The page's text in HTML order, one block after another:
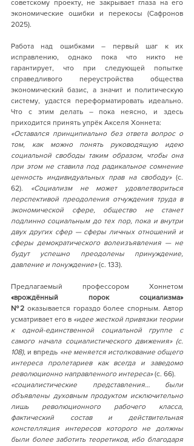
советскому проекту, не закрывает глаза на его
экономические ошибки и перекосы (Сафронов
2025).
Работа над ошибками – первый шаг к их
исправлению, однако пока что никто не
гарантирует, что при следующей попытке
справедливого переустройства общества
экономический базис, а значит и политическую
систему, удастся переформатировать идеально.
Что с этим делать – пока неясно, и здесь
приходится принять упрёк Акселя Хоннета:
«Оставался принципиально без ответа вопрос о
том, как можно понять руководящую идею
социальной свободы таким образом, чтобы она
при этом не ставила под радикальное сомнение
ценность индивидуальных прав на свободу» (с.
62).
«Социализм не может удовлетвориться
перспективой преодоления отчуждения труда в
экономической сфере, общество не станет
подлинно социальным до тех пор, пока и внутри
двух других сфер — сферы личных отношений и
сферы демократического волеизъявления — не
будут успешно преодолены принуждение,
давление и понуждение» (с. 133).
«врождённый порок социализма»
№2 оказывается гораздо более спорным. Автор
усматривает его в «идее жесткой привязки теории
к одной-единственной социальной группе с
самого начала социалистического движения» (с.
108), и впредь «не меняется истолкование общего
интереса пролетариев как всегда и заведомо
революционно направленного интереса» (с. 66).
«социалистические представления… были
объявлены духовным продуктом исключительно
лишь революционного рабочего класса,
фактический состав и действительная
констелляция интересов которого не должны
были более заботить теоретиков, ибо благодаря